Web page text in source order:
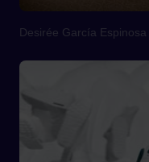
Desirée García Espinosa